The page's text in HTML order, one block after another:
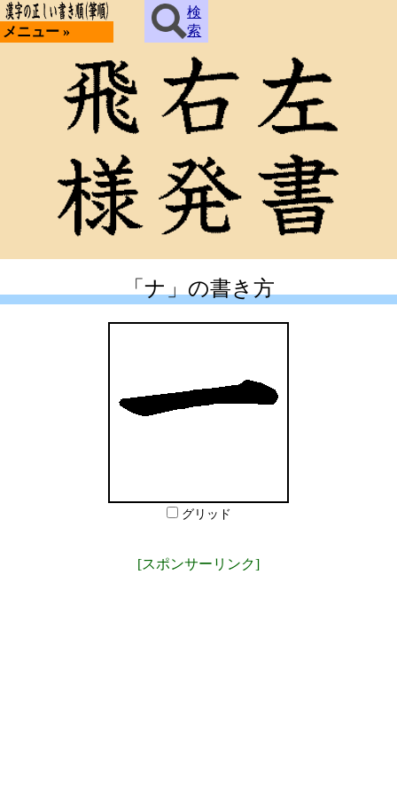
メニュー »
検
索
「ナ」の書き方
グリッド
[スポンサーリンク]